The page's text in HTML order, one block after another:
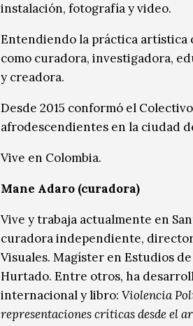
instalación, fotografía y video.
Entendiendo la práctica artística
como curadora, investigadora,
y creadora.
Desde 2015 conformó el
afrodescendientes en la ciudad
Vive en Colombia.
Mane Adaro (curadora)
Vive y trabaja actualmente en
curadora independiente,
Visuales. Magíster en Estudios
Hurtado. Entre otros, ha
internacional y libro: Violencia
representaciones críticas desde el